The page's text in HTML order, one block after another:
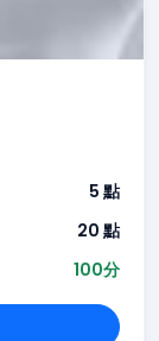
5 點
20 點
100分